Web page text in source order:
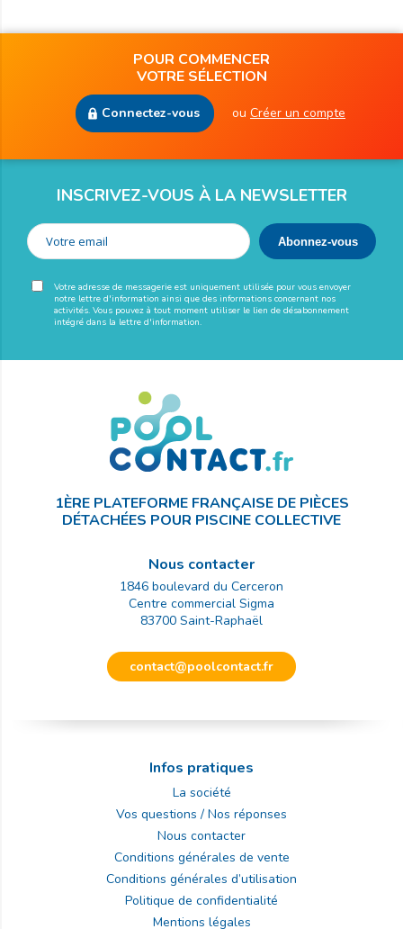
POUR COMMENCER
VOTRE SÉLECTION
Connectez-vous ou Créer un compte
INSCRIVEZ-VOUS À LA NEWSLETTER
Votre adresse de messagerie est uniquement utilisée pour vous envoyer
notre lettre d'information ainsi que des informations concernant nos
activités. Vous pouvez à tout moment utiliser le lien de désabonnement
intégré dans la lettre d'information.
1ÈRE PLATEFORME FRANÇAISE DE PIÈCES
DÉTACHÉES POUR PISCINE COLLECTIVE
Nous contacter
1846 boulevard du Cerceron
Centre commercial Sigma
83700 Saint-Raphaël
contact@poolcontact.fr
Infos pratiques
La société
Vos questions / Nos réponses
Nous contacter
Conditions générales de vente
Conditions générales d’utilisation
Politique de confidentialité
Mentions légales